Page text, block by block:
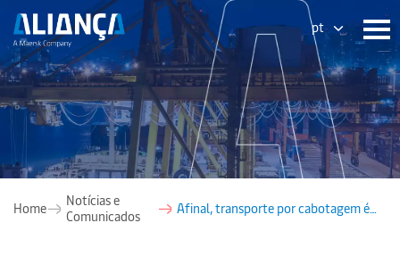
pt
Home
Notícias e
Comunicados
Afinal, transporte por cabotagem é